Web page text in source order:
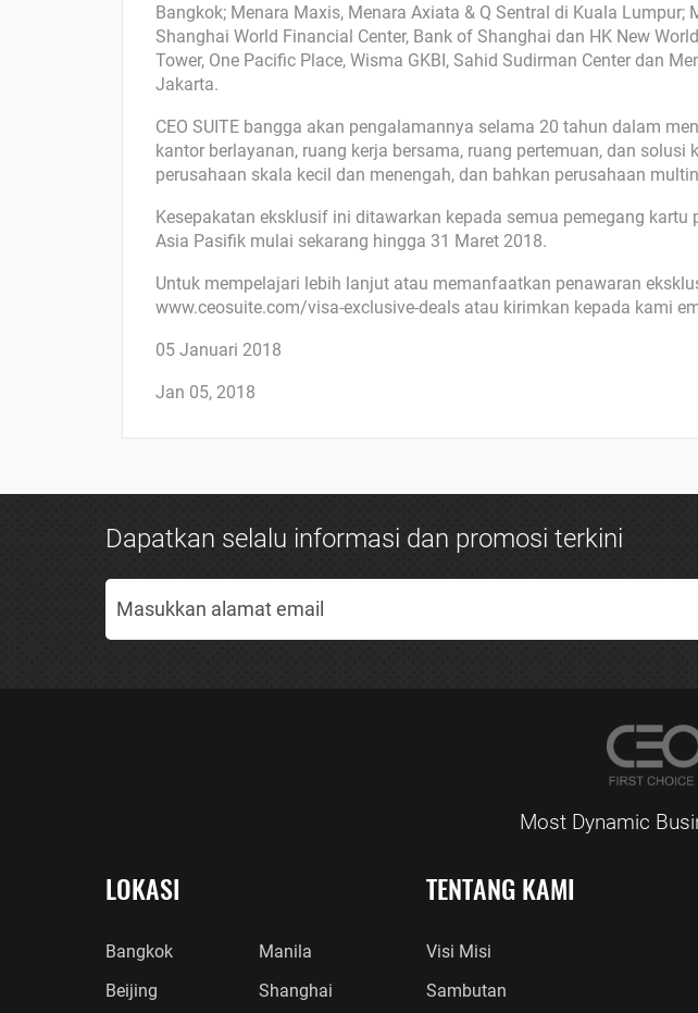
Bangkok; Menara Maxis, Menara Axiata & Q Sentral di Kuala Lumpur;
Shanghai World Financial Center, Bank of Shanghai dan HK New
Tower, One Pacific Place, Wisma GKBI, Sahid Sudirman Center dan
Jakarta.
CEO SUITE bangga akan pengalamannya selama 20 tahun dalam
kantor berlayanan, ruang kerja bersama, ruang pertemuan, dan solusi
perusahaan skala kecil dan menengah, dan bahkan perusahaan
Kesepakatan eksklusif ini ditawarkan kepada semua pemegang kartu
Asia Pasifik mulai sekarang hingga 31 Maret 2018.
Untuk mempelajari lebih lanjut atau memanfaatkan penawaran
www.ceosuite.com/visa-exclusive-deals atau kirimkan kepada kami
05 Januari 2018
Jan 05, 2018
Dapatkan selalu informasi dan promosi terkini
Most Dynamic
LOKASI
Bangkok
Beijing
Manila
Shanghai
TENTANG KAMI
Visi Misi
Sambutan